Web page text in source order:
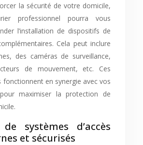
la sécurité de votre domicile,
professionnel pourra vous
l’installation de dispositifs de
Cela peut inclure
des caméras de surveillance,
de mouvement, etc. Ces
fonctionnent en synergie avec vos
maximiser la protection de
systèmes d’accès
et sécurisés